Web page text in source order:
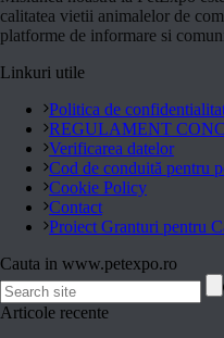
calitatea vietii animalelor de
platforme de informare si
Linkuri utile
Politica de
REGULAMENT
Verificarea datelor
Cod de conduită pentru
Cookie Policy
Contact
Proiect Granturi pentru
Cauta in www.petexpo.ro
Articole recente